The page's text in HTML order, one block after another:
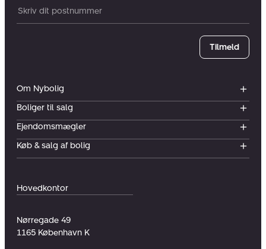
Hovedkontor
Nørregade 49
1165 København K
Om Nybolig
Boliger til salg
Ejendomsmægler
Køb & salg af bolig
Postnummer
Tilmeld